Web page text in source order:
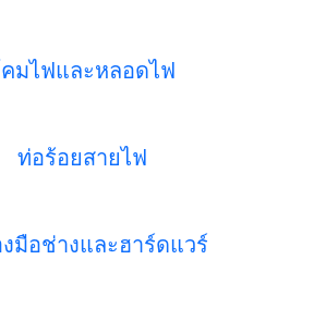
มไฟและหลอดไฟ
ท่อร้อยสายไฟ
งมือช่างและฮาร์ดแวร์